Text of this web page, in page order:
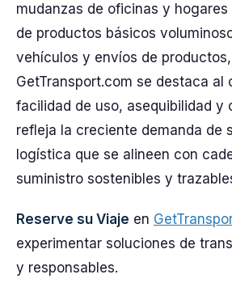
mudanzas de oficinas y
de productos básicos
vehículos y envíos de productos,
GetTransport.com se destaca al
facilidad de uso, asequibilidad y
refleja la creciente demanda de
logística que se alineen con
suministro sostenibles y
Reserve su Viaje en
experimentar soluciones de
y responsables.